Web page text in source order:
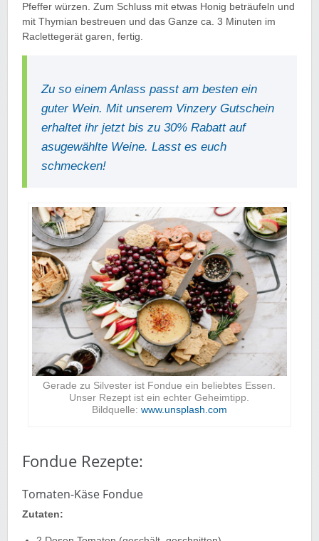
Pfeffer würzen. Zum Schluss mit etwas Honig beträufeln und
mit Thymian bestreuen und das Ganze ca. 3 Minuten im
Raclettegerät garen, fertig.
Zu so einem Anlass passt am besten ein
guter Wein. Mit unserem Vinzery Gutschein
erhaltet ihr jetzt bis zu 30% Rabatt auf
asugewählte Weine. Lasst es euch
schmecken!
Gerade zu Silvester ist Fondue ein beliebtes Essen.
Unser Rezept ist ein echter Geheimtipp.
Bildquelle: www.unsplash.com
Fondue Rezepte:
Tomaten-Käse Fondue
Zutaten: